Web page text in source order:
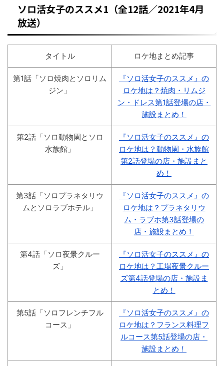
ソロ活女子のススメ1（全12話／2021年4月
放送）
タイトル ロケ地まとめ記事
第1話「ソロ焼肉とソロリム
ジン」
『ソロ活女子のススメ』の
ロケ地は？焼肉・リムジ
ン・ドレス第1話登場の店・
施設まとめ！
第2話「ソロ動物園とソロ
水族館」
『ソロ活女子のススメ』の
ロケ地は？動物園・水族館
第2話登場の店・施設まと
め！
第3話「ソロプラネタリウ
ムとソロラブホテル」
『ソロ活女子のススメ』の
ロケ地は？プラネタリウ
ム・ラブホ第3話登場の
店・施設まとめ！
第4話「ソロ夜景クルー
ズ」
『ソロ活女子のススメ』の
ロケ地は？工場夜景クルー
ズ第4話登場の店・施設ま
とめ！
第5話「ソロフレンチフル
コース」
『ソロ活女子のススメ』の
ロケ地は？フランス料理フ
ルコース第5話登場の店・
施設まとめ！